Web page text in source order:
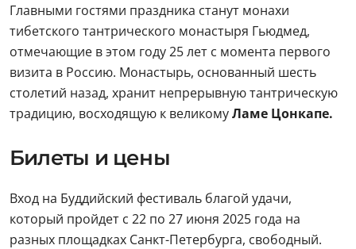
Главными гостями праздника станут монахи
тибетского тантрического монастыря Гьюдмед,
отмечающие в этом году 25 лет с момента первого
визита в Россию. Монастырь, основанный шесть
столетий назад, хранит непрерывную тантрическую
традицию, восходящую к великомуЛаме Цонкапе.
Билеты и цены
Вход на Буддийский фестиваль благой удачи,
который пройдет с 22 по 27 июня 2025 года на
разных площадках Санкт-Петербурга, свободный.